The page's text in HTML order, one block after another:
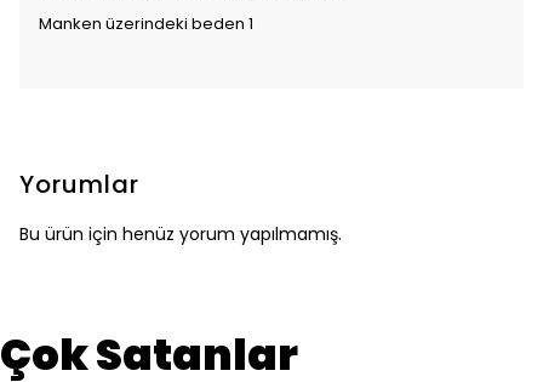
Manken üzerindeki beden 1
Yorumlar
Bu ürün için henüz yorum yapılmamış.
Çok Satanlar